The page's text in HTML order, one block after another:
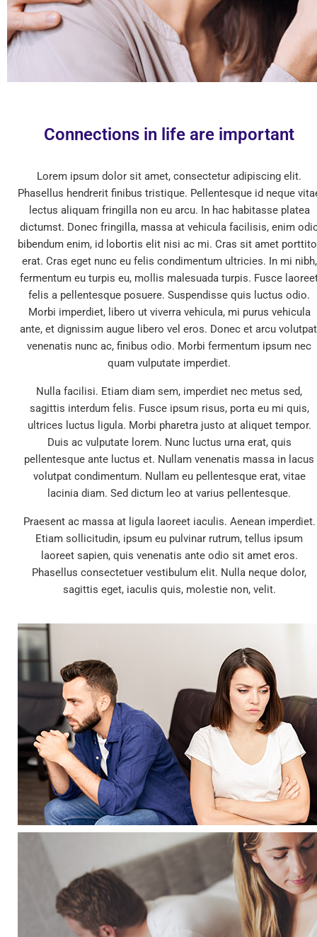
Connections in life are important
Lorem ipsum dolor sit amet, consectetur adipiscing elit.
Phasellus hendrerit finibus tristique. Pellentesque id neque
lectus aliquam fringilla non eu arcu. In hac habitasse platea
dictumst. Donec fringilla, massa at vehicula facilisis, enim
bibendum enim, id lobortis elit nisi ac mi. Cras sit amet
erat. Cras eget nunc eu felis condimentum ultricies. In mi nibh,
fermentum eu turpis eu, mollis malesuada turpis. Fusce
felis a pellentesque posuere. Suspendisse quis luctus odio.
Morbi imperdiet, libero ut viverra vehicula, mi purus vehicula
ante, et dignissim augue libero vel eros. Donec et arcu
venenatis nunc ac, finibus odio. Morbi fermentum ipsum nec
quam vulputate imperdiet.
Nulla facilisi. Etiam diam sem, imperdiet nec metus sed,
sagittis interdum felis. Fusce ipsum risus, porta eu mi quis,
ultrices luctus ligula. Morbi pharetra justo at aliquet tempor.
Duis ac vulputate lorem. Nunc luctus urna erat, quis
pellentesque ante luctus et. Nullam venenatis massa in lacus
volutpat condimentum. Nullam eu pellentesque erat, vitae
lacinia diam. Sed dictum leo at varius pellentesque.
Praesent ac massa at ligula laoreet iaculis. Aenean imperdiet.
Etiam sollicitudin, ipsum eu pulvinar rutrum, tellus ipsum
laoreet sapien, quis venenatis ante odio sit amet eros.
Phasellus consectetuer vestibulum elit. Nulla neque dolor,
sagittis eget, iaculis quis, molestie non, velit.